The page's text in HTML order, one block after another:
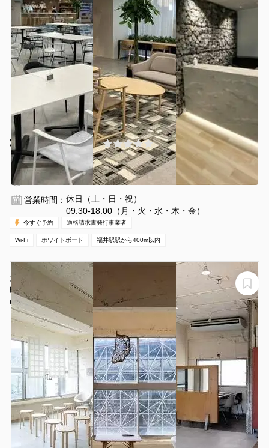
¥880 〜 ¥880 /時間
(0件)
福井駅駅 徒歩2分
福井県福井市中央1丁目3番5号
1〜60名
30分〜
営業時間： 休日（土・日・祝）
09:30-18:00（月・火・水・木・金）
今すぐ予約 適格請求書発行事業者
Wi-Fi ホワイトボード 福井駅駅から400m以内
大きな窓から自然光が入る白を基調としたスタジオ/夜24
時まで利用可能。撮影・撮影会・セミナー・イベントに
お勧めです！
CRAFT BRIDGE